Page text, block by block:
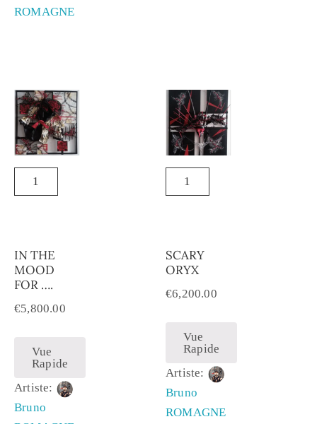
ROMAGNE
IN THE
MOOD
FOR ….
€5,800.00
Vue
Rapide
Artiste:
Bruno
SCARY
ORYX
€6,200.00
Vue
Rapide
Artiste:
Bruno
ROMAGNE